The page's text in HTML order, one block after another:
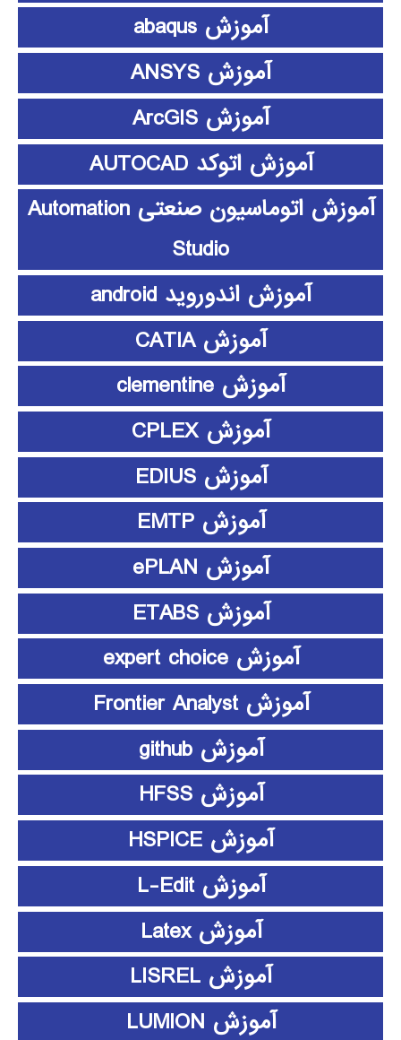
آموزش abaqus
آموزش ANSYS
آموزش ArcGIS
آموزش اتوکد AUTOCAD
آموزش اتوماسیون صنعتی Automation
Studio
آموزش اندوروید android
آموزش CATIA
آموزش clementine
آموزش CPLEX
آموزش EDIUS
آموزش EMTP
آموزش ePLAN
آموزش ETABS
آموزش expert choice
آموزش Frontier Analyst
آموزش github
آموزش HFSS
آموزش HSPICE
آموزش L-Edit
آموزش Latex
آموزش LISREL
آموزش LUMION